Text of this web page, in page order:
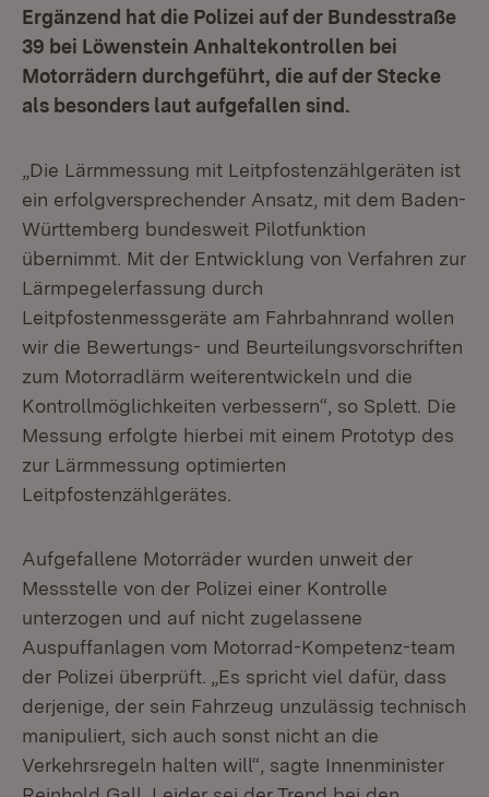
Ergänzend hat die Polizei auf der Bundesstraße
39 bei Löwenstein Anhaltekontrollen bei
Motorrädern durchgeführt, die auf der Stecke
als besonders laut aufgefallen sind.
„Die Lärmmessung mit Leitpfostenzählgeräten ist
ein erfolgversprechender Ansatz, mit dem Baden-
Württemberg bundesweit Pilotfunktion
übernimmt. Mit der Entwicklung von Verfahren zur
Lärmpegelerfassung durch
Leitpfostenmessgeräte am Fahrbahnrand wollen
wir die Bewertungs- und Beurteilungsvorschriften
zum Motorradlärm weiterentwickeln und die
Kontrollmöglichkeiten verbessern“, so Splett. Die
Messung erfolgte hierbei mit einem Prototyp des
zur Lärmmessung optimierten
Leitpfostenzählgerätes.
Aufgefallene Motorräder wurden unweit der
Messstelle von der Polizei einer Kontrolle
unterzogen und auf nicht zugelassene
Auspuffanlagen vom Motorrad-Kompetenz-team
der Polizei überprüft. „Es spricht viel dafür, dass
derjenige, der sein Fahrzeug unzulässig technisch
manipuliert, sich auch sonst nicht an die
Verkehrsregeln halten will“, sagte Innenminister